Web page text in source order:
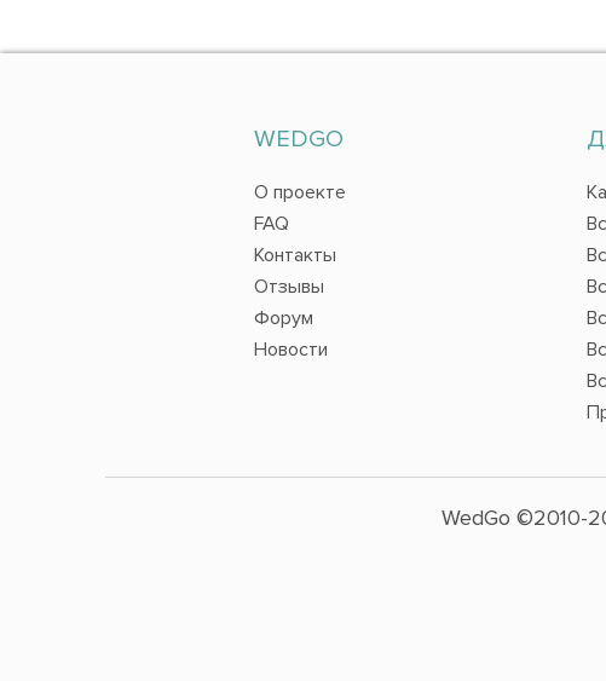
WEDGO
О проекте
FAQ
Контакты
Отзывы
Форум
Новости
WedGo ©2010-